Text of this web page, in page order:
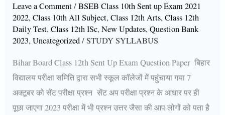
Leave a Comment/BSEB Class 10th Sent up Exam 2021
2022,Class 10th All Subject,Class 12th Arts,Class 12th
Daily Test,Class 12th ISc,New Updates,Question Bank
2023,Uncategorized/STUDY SYLLABUS
Bihar Board Class 12th Sent Up Exam Question Paper बिहार
विद्यालय परीक्षा समिति द्वारा सभी स्कूल कॉलेजों में पहुंचाया गया 7
अक्टूबर को सेंट परीक्षा प्रश्न सेंट अप परीक्षा प्रश्न के आधार पर ही
पूछा जाएगा 2023 परीक्षा में भी प्रश्न उत्तर जैसा की आप लोगों को पता है